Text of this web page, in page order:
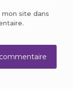
site dans